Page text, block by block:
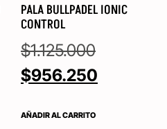
PALA BULLPADEL IONIC
CONTROL
$1.125.000
$956.250
AÑADIR AL CARRITO